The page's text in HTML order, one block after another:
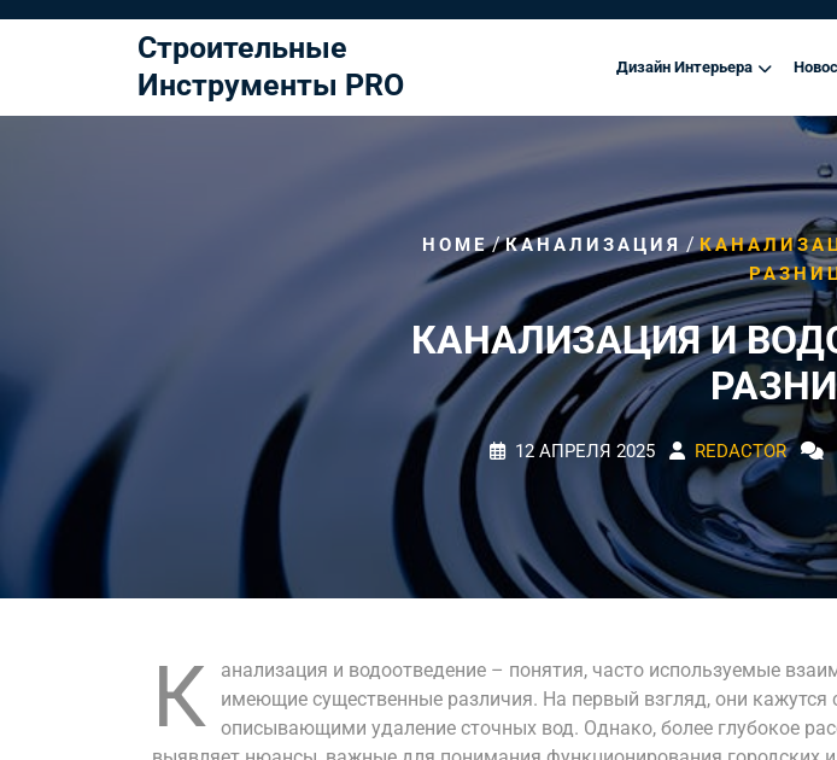
Строительные
Инструменты PRO
Дизайн Интерьера
HOME/КАНАЛИЗАЦИЯ /
КАНАЛИЗАЦИЯ И
12 АПРЕЛЯ 2025 REDACTOR
К
анализация и водоотведение – понятия, часто используемые
имеющие существенные различия. На первый взгляд, они кажутся
описывающими удаление сточных вод. Однако, более глубокое